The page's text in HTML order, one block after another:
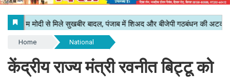
Home National
केंद्रीय राज्य मंत्री रवनीत बिट्टू को